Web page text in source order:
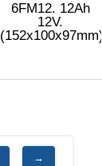
6FM12. 12Ah
12V.
(152x100x97mm)
→